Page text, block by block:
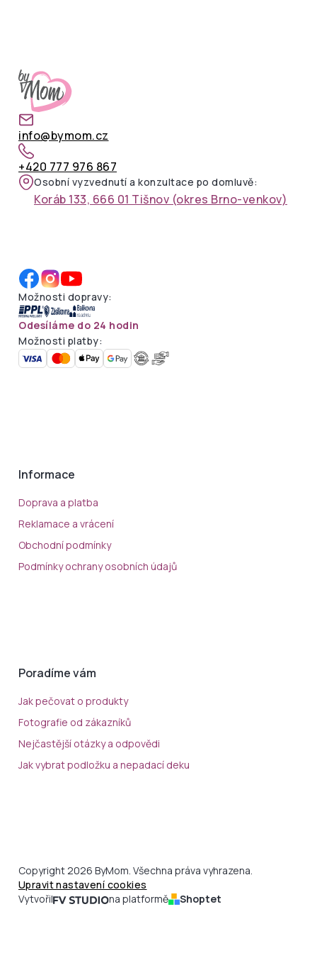
info@bymom.cz
+420 777 976 867
Osobní vyzvednutí a konzultace po domluvě:
Koráb 133, 666 01 Tišnov (okres Brno-venkov)
Možnosti dopravy:
Odesíláme do 24 hodin
Možnosti platby:
Informace
Doprava a platba
Reklamace a vrácení
Obchodní podmínky
Podmínky ochrany osobních údajů
Poradíme vám
Jak pečovat o produkty
Fotografie od zákazníků
Nejčastější otázky a odpovědi
Jak vybrat podložku a nepadací deku
Copyright 2026 ByMom. Všechna práva vyhrazena.
Upravit nastavení cookies
Vytvořil
na platformě Shoptet